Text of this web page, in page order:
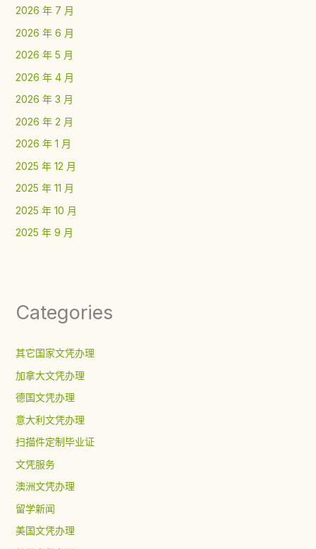
2026 年 7 月
2026 年 6 月
2026 年 5 月
2026 年 4 月
2026 年 3 月
2026 年 2 月
2026 年 1 月
2025 年 12 月
2025 年 11 月
2025 年 10 月
2025 年 9 月
Categories
其它国家文凭办理
加拿大文凭办理
德国文凭办理
意大利文凭办理
扫描件定制毕业证
文凭服务
澳洲文凭办理
留学新闻
美国文凭办理